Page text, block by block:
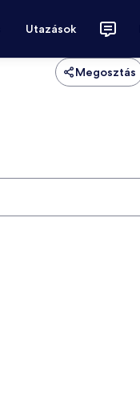
Utazások
Megosztás